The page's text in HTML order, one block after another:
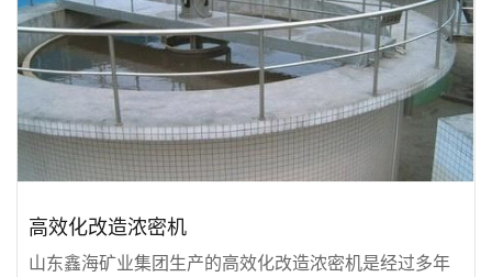
高效化改造浓密机
山东鑫海矿业集团生产的高效化改造浓密机是经过多年